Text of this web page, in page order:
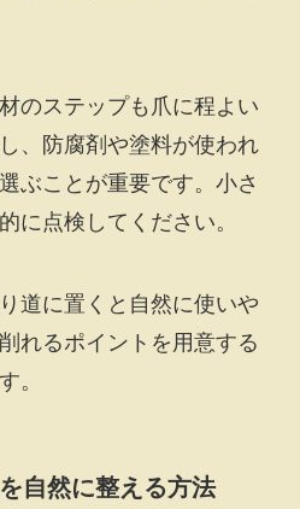
のステップも爪に程よい
、防腐剤や塗料が使われ
ぶことが重要です。小さ
に点検してください。
道に置くと自然に使いや
れるポイントを用意する
。
自然に整える方法